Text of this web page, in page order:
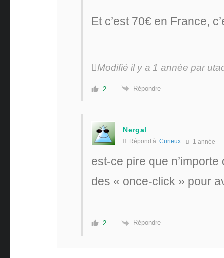
Et c’est 70€ en France,
Modifié il y a 1 année par
2 Répondre
Nergal
Répond à Curieux 1 année
est-ce pire que
des « once-click » pour
2 Répondre